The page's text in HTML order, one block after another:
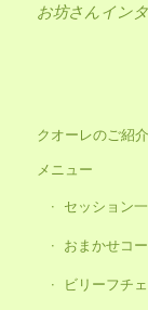
お坊さんイン
クオーレのご紹介
メニュー
セッション
おまかせコ
ビリーフチ